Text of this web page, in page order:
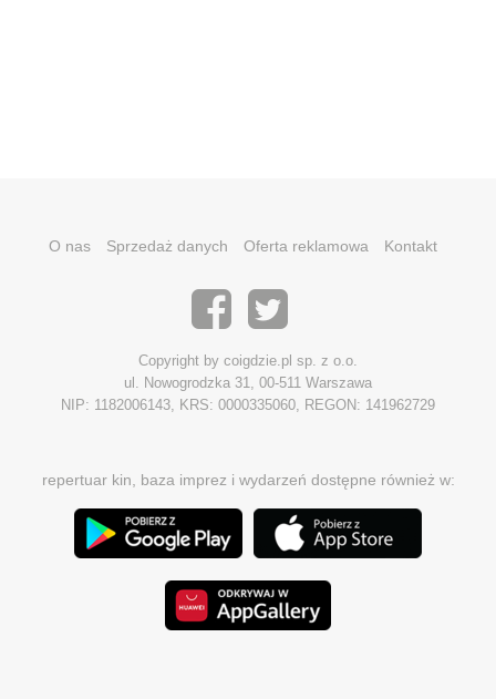
O nas Sprzedaż danych Oferta reklamowa Kontakt
Copyright by coigdzie.pl sp. z o.o.
ul. Nowogrodzka 31, 00-511 Warszawa
NIP: 1182006143, KRS: 0000335060, REGON: 141962729
repertuar kin, baza imprez i wydarzeń dostępne również w: